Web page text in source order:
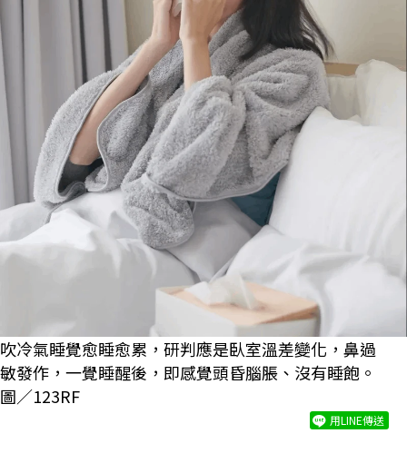
吹冷氣睡覺愈睡愈累，研判應是臥室溫差變化，鼻過
敏發作，一覺睡醒後，即感覺頭昏腦脹、沒有睡飽。
圖／123RF
用LINE傳送